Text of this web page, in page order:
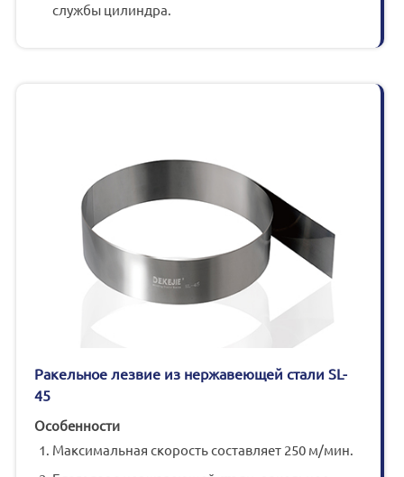
службы цилиндра.
Ракельное лезвие из нержавеющей стали SL-
45
Особенности
Максимальная скорость составляет 250 м/мин.